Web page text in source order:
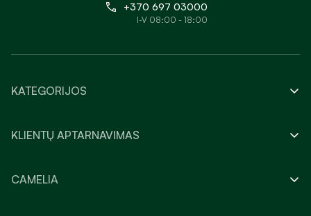
+370 697 03000
I-V 08:00 - 18:00
KATEGORIJOS
KLIENTŲ APTARNAVIMAS
CAMELIA